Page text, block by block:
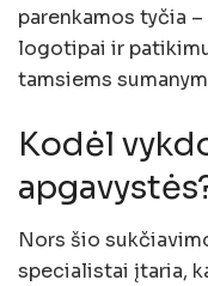
parenkamos tyčia
logotipai ir
tamsiems
Kodėl
Nors šio
specialistai įtaria,